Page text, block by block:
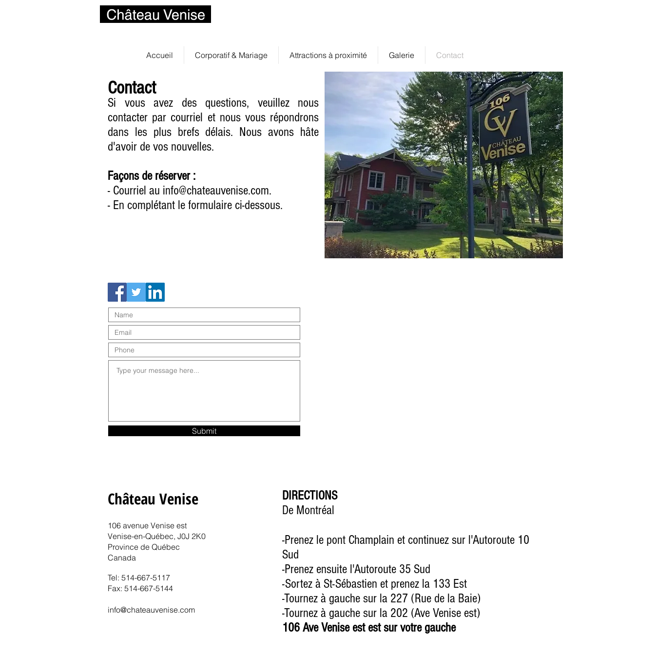
Accueil Corporatif & Mariage Attractions à proximité Galerie Contact
Contact
Si vous avez des questions, veuillez nous
contacter par courriel et nous vous répondrons
dans les plus brefs délais. Nous avons hâte
d'avoir de vos nouvelles.
Façons de réserver :
- Courriel au info@chateauvenise.com.
- En complétant le formulaire ci-dessous.
Submit
Château Venise
106 avenue Venise est
Venise-en-Québec, J0J 2K0
Province de Québec
Canada
Tel: 514-667-5117
Fax: 514-667-5144
info@chateauvenise.com
DIRECTIONS
De Montréal
-Prenez le pont Champlain et continuez sur l'Autoroute 10
Sud
-Prenez ensuite l'Autoroute 35 Sud
-Sortez à St-Sébastien et prenez la 133 Est
-Tournez à gauche sur la 227 (Rue de la Baie)
-Tournez à gauche sur la 202 (Ave Venise est)
106 Ave Venise est est sur votre gauche